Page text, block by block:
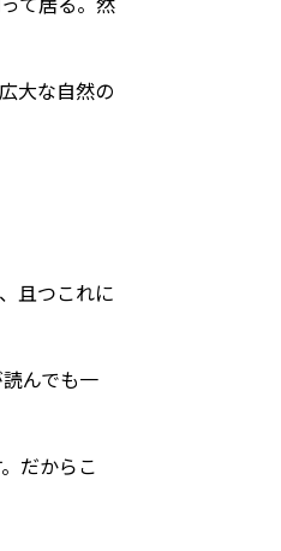
大な自然の
且つこれに
んでも一
だからこ